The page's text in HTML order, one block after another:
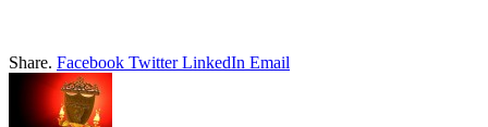
Share. Facebook Twitter LinkedIn Email